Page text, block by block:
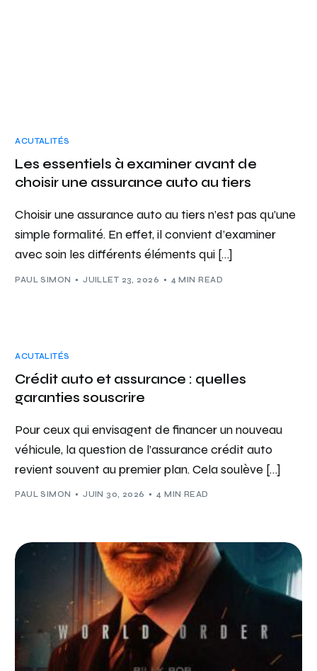
ACUTALITÉS
Les essentiels à examiner avant de
choisir une assurance auto au tiers
Choisir une assurance auto au tiers n’est pas qu’une
simple formalité. En effet, il convient d’examiner
avec soin les différents éléments qui […]
PAUL SIMON JUILLET 23, 2026 4 MIN READ
ACUTALITÉS
Crédit auto et assurance : quelles
garanties souscrire
Pour ceux qui envisagent de financer un nouveau
véhicule, la question de l’assurance crédit auto
revient souvent au premier plan. Cela soulève […]
PAUL SIMON JUIN 30, 2026 4 MIN READ